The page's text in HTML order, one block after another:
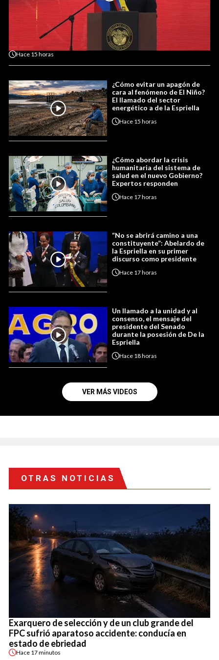
Hace 15 horas
¿Cómo evitar un apagón de
cara al fenómeno de El Niño?
El llamado del sector
energético a de la Espriella
Hace 15 horas
¿Cómo abordar la crisis
humanitaria del sistema de
salud en el nuevo Gobierno?
Expertos responden
Hace 17 horas
“No se abrirá camino a una
constituyente”: Abelardo de
la Espriella en su primer
discurso como presidente
Hace 17 horas
Un llamado a la unidad y al
consenso, el mensaje del
presidente del Senado
durante la posesión de De la
Espriella
Hace 18 horas
VER MÁS VIDEOS
OTRAS NOTICIAS
Exarquero de selección y de un club grande del
FPC sufrió aparatoso accidente: conducía en
estado de ebriedad
Hace 17 minutos